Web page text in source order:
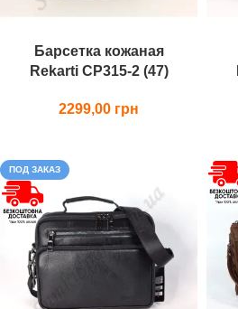
Барсетка кожаная
Rekarti СР315-2 (47)
2299,00
ПОД ЗАКАЗ